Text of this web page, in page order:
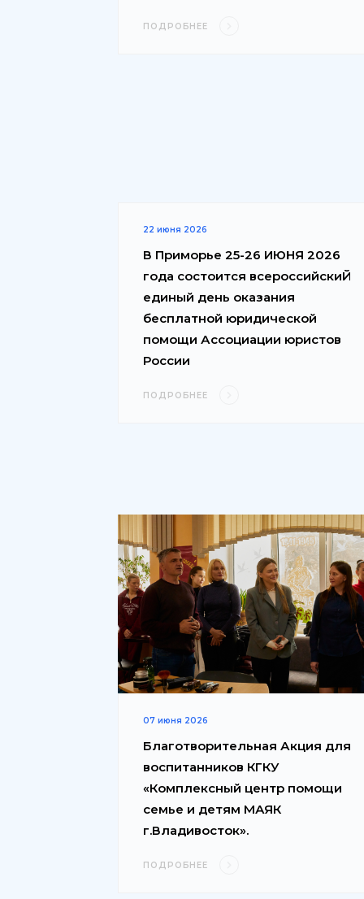
ПОДРОБНЕЕ
22 июня 2026
В Приморье 25-26 ИЮНЯ 2026
года состоится всероссийскиЙ
единый день оказания
бесплатной юридической
помощи Ассоциации юристов
России
ПОДРОБНЕЕ
07 июня 2026
Благотворительная Акция для
воспитанников КГКУ
«Комплексный центр помощи
семье и детям МАЯК
г.Владивосток».
ПОДРОБНЕЕ